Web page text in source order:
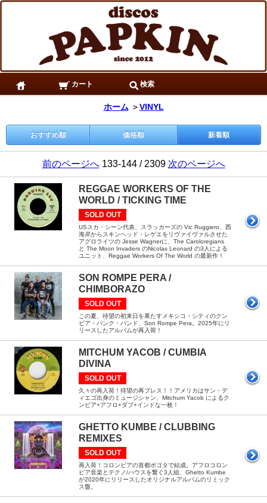
カート 検索
ホーム ＞VINYL
おすすめ順 価格順 新着順
前のページへ133-144 / 2309 次のページへ
REGGAE WORKERS OF THE
WORLD / TICKING TIME
SOLD OUT
USスカ・シーン代表、スラッカーズの Vic Ruggiero、西
海岸からスキンヘッド・レゲエをリヴァイヴァルさせた
アグロライツの Jesse Wagnerに、The Caroloregians
と The Moon Invaders のNicolas Leonard の3人による
ユニット、Reggae Workers Of The World の最新作！
SON ROMPE PERA /
CHIMBORAZO
SOLD OUT
この夏、待望の初来日を果たすメキシコ・シティのクン
ビア・パンク・バンド、Son Rompe Pera。2025年にリ
リースしたアルバムが再入荷！
MITCHUM YACOB / CUMBIA
DIVINA
SOLD OUT
久々の再入荷！待望の再プレス！！アメリカはサン・デ
ィエゴ出身のミュージシャン、Mitchum Yacob によるク
ンビア+アフロ+ダブ+インドな一枚！
GHETTO KUMBE / CLUBBING
REMIXES
SOLD OUT
再入荷！コロンビアの首都ボゴタで結成。アフロコロン
ビア音楽とテクノ/ハウスを繋ぐ3人組、Ghetto Kumbe
が2020年にリリースしたオリジナルアルバムのリミック
ス盤。